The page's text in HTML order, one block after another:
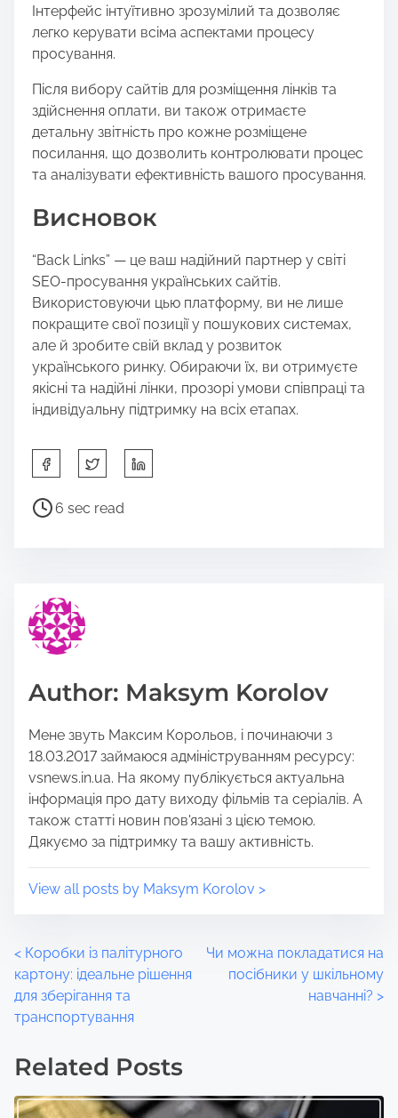
Інтерфейс інтуїтивно зрозумілий та дозволяє
легко керувати всіма аспектами процесу
просування.
Після вибору сайтів для розміщення лінків та
здійснення оплати, ви також отримаєте
детальну звітність про кожне розміщене
посилання, що дозволить контролювати процес
та аналізувати ефективність вашого просування.
Висновок
“Back Links” — це ваш надійний партнер у світі
SEO-просування українських сайтів.
Використовуючи цью платформу, ви не лише
покращите свої позиції у пошукових системах,
але й зробите свій вклад у розвиток
українського ринку. Обираючи їх, ви отримуєте
якісні та надійні лінки, прозорі умови співпраці та
індивідуальну підтримку на всіх етапах.
h
a
s
p
s
o
n
:
P
o
e
a
d
i
e
6 sec read
Author: Maksym Korolov
Мене звуть Максим Корольов, і починаючи з
18.03.2017 займаюся адмініструванням ресурсу:
vsnews.in.ua. На якому публікується актуальна
інформація про дату виходу фільмів та серіалів. А
також статті новин пов'язані з цією темою.
Дякуємо за підтримку та вашу активність.
View all posts by Maksym Korolov >
P
o
s
t
s
< Коробки із палітурного
картону: ідеальне рішення
для зберігання та
транспортування
Чи можна покладатися на
посібники у шкільному
навчанні? >
Related Posts